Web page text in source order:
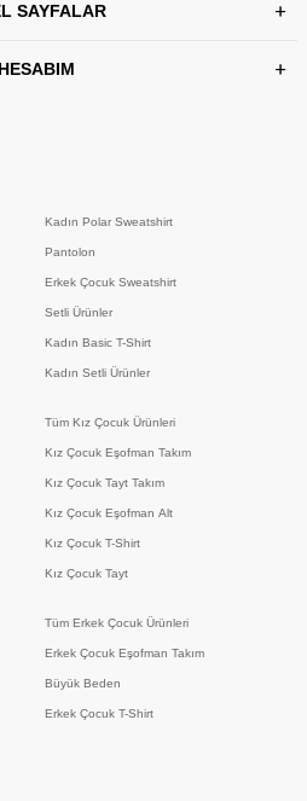
SAYFALAR
HESABIM
Kadın Polar Sweatshirt
Pantolon
Erkek Çocuk Sweatshirt
Setli Ürünler
Kadın Basic T-Shirt
Kadın Setli Ürünler
Tüm Kız Çocuk Ürünleri
Kız Çocuk Eşofman Takım
Kız Çocuk Tayt Takım
Kız Çocuk Eşofman Alt
Kız Çocuk T-Shirt
Kız Çocuk Tayt
Tüm Erkek Çocuk Ürünleri
Erkek Çocuk Eşofman Takım
Büyük Beden
Erkek Çocuk T-Shirt